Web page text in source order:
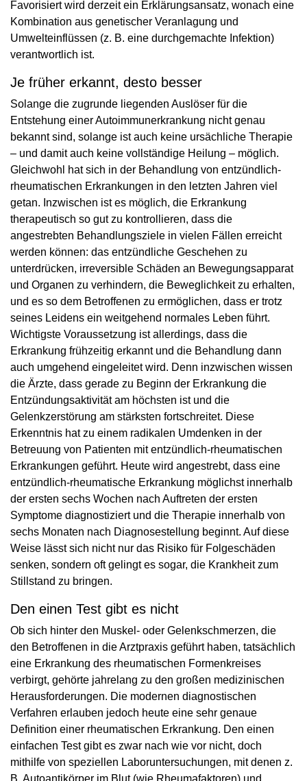
Favorisiert wird derzeit ein Erklärungsansatz, wonach eine
Kombination aus genetischer Veranlagung und
Umwelteinflüssen (z. B. eine durchgemachte Infektion)
verantwortlich ist.
Je früher erkannt, desto besser
Solange die zugrunde liegenden Auslöser für die
Entstehung einer Autoimmunerkrankung nicht genau
bekannt sind, solange ist auch keine ursächliche Therapie
– und damit auch keine vollständige Heilung – möglich.
Gleichwohl hat sich in der Behandlung von entzündlich-
rheumatischen Erkrankungen in den letzten Jahren viel
getan. Inzwischen ist es möglich, die Erkrankung
therapeutisch so gut zu kontrollieren, dass die
angestrebten Behandlungsziele in vielen Fällen erreicht
werden können: das entzündliche Geschehen zu
unterdrücken, irreversible Schäden an Bewegungsapparat
und Organen zu verhindern, die Beweglichkeit zu erhalten,
und es so dem Betroffenen zu ermöglichen, dass er trotz
seines Leidens ein weitgehend normales Leben führt.
Wichtigste Voraussetzung ist allerdings, dass die
Erkrankung frühzeitig erkannt und die Behandlung dann
auch umgehend eingeleitet wird. Denn inzwischen wissen
die Ärzte, dass gerade zu Beginn der Erkrankung die
Entzündungsaktivität am höchsten ist und die
Gelenkzerstörung am stärksten fortschreitet. Diese
Erkenntnis hat zu einem radikalen Umdenken in der
Betreuung von Patienten mit entzündlich-rheumatischen
Erkrankungen geführt. Heute wird angestrebt, dass eine
entzündlich-rheumatische Erkrankung möglichst innerhalb
der ersten sechs Wochen nach Auftreten der ersten
Symptome diagnostiziert und die Therapie innerhalb von
sechs Monaten nach Diagnosestellung beginnt. Auf diese
Weise lässt sich nicht nur das Risiko für Folgeschäden
senken, sondern oft gelingt es sogar, die Krankheit zum
Stillstand zu bringen.
Den einen Test gibt es nicht
Ob sich hinter den Muskel- oder Gelenkschmerzen, die
den Betroffenen in die Arztpraxis geführt haben, tatsächlich
eine Erkrankung des rheumatischen Formenkreises
verbirgt, gehörte jahrelang zu den großen medizinischen
Herausforderungen. Die modernen diagnostischen
Verfahren erlauben jedoch heute eine sehr genaue
Definition einer rheumatischen Erkrankung. Den einen
einfachen Test gibt es zwar nach wie vor nicht, doch
mithilfe von speziellen Laboruntersuchungen, mit denen z.
B. Autoantikörper im Blut (wie Rheumafaktoren) und